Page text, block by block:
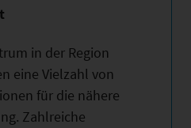
in der Region
eine Vielzahl von
für die nähere
Zahlreiche